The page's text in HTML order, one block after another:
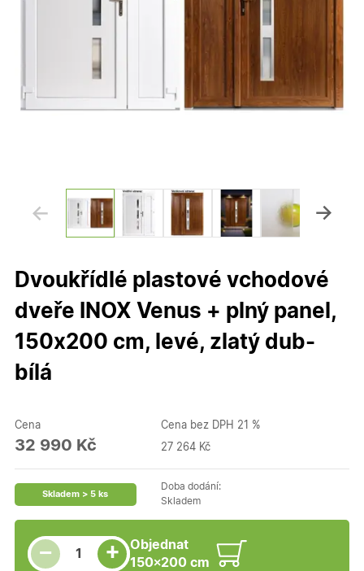
Dvoukřídlé plastové vchodové
dveře INOX Venus + plný panel,
150x200 cm, levé, zlatý dub-
bílá
Cena
32 990 Kč
Cena bez DPH 21 %
27 264 Kč
Skladem > 5 ks
Doba dodání:
Skladem
−
Snížit množství
Počet kusů +
Zvýšit množství
Objednat
150×200 cm